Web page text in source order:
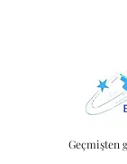
Geçmişten